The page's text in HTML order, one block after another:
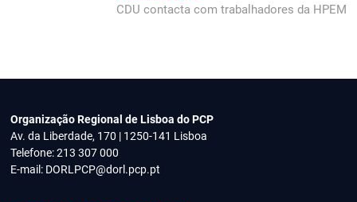
post:
CDU contacta com trabalhadores da HPEM
Organização Regional de Lisboa do PCP
Av. da Liberdade, 170 | 1250-141 Lisboa
Telefone: 213 307 000
E-mail: DORLPCP@dorl.pcp.pt